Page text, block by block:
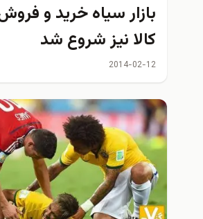
بازار سیاه خرید و فروش سبد
کالا نيز شروع شد
2014-02-12